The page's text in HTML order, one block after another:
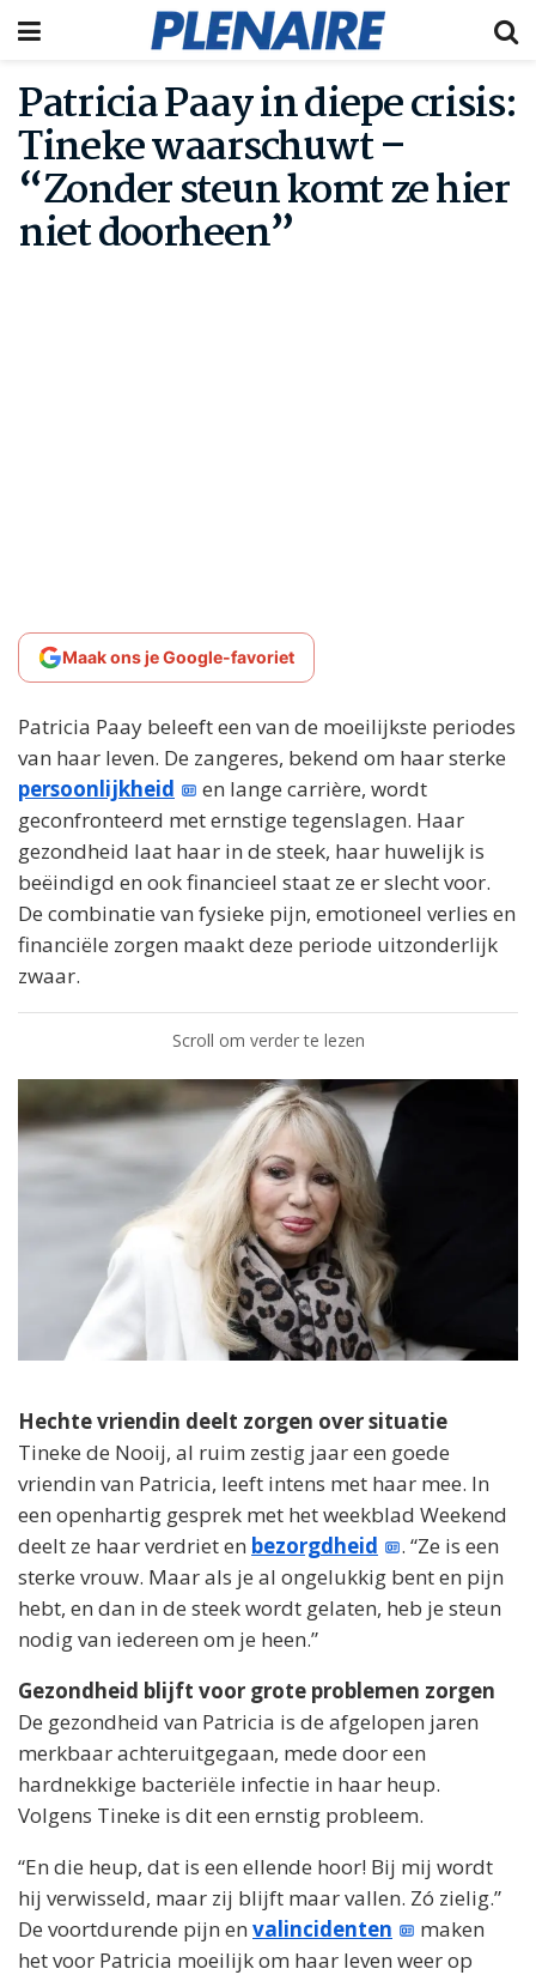
Patricia Paay in diepe crisis:
Tineke waarschuwt –
“Zonder steun komt ze hier
niet doorheen”
Maak ons je Google-favoriet
Patricia Paay beleeft een van de moeilijkste periodes
van haar leven. De zangeres, bekend om haar sterke
persoonlijkheid
en lange carrière, wordt
geconfronteerd met ernstige tegenslagen. Haar
gezondheid laat haar in de steek, haar huwelijk is
beëindigd en ook financieel staat ze er slecht voor.
De combinatie van fysieke pijn, emotioneel verlies en
financiële zorgen maakt deze periode uitzonderlijk
zwaar.
Scroll om verder te lezen
Hechte vriendin deelt zorgen over situatie
Tineke de Nooij, al ruim zestig jaar een goede
vriendin van Patricia, leeft intens met haar mee. In
een openhartig gesprek met het weekblad Weekend
deelt ze haar verdriet en bezorgdheid
. “Ze is een
sterke vrouw. Maar als je al ongelukkig bent en pijn
hebt, en dan in de steek wordt gelaten, heb je steun
nodig van iedereen om je heen.”
Gezondheid blijft voor grote problemen zorgen
De gezondheid van Patricia is de afgelopen jaren
merkbaar achteruitgegaan, mede door een
hardnekkige bacteriële infectie in haar heup.
Volgens Tineke is dit een ernstig probleem.
“En die heup, dat is een ellende hoor! Bij mij wordt
hij verwisseld, maar zij blijft maar vallen. Zó zielig.”
De voortdurende pijn en valincidenten
maken
het voor Patricia moeilijk om haar leven weer op